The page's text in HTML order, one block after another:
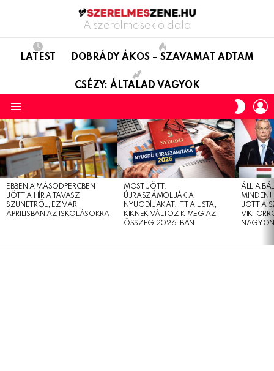
A szerelmesek oldala
LATEST DOBRÁDY ÁKOS – SZAVAMAT ADTAM
CSÉZY: ÁLTALAD VAGYOK
SKIN
LATEST
STORIES
EBBEN A MÁSODPERCBEN
JÖTT A HÍR A TAVASZI
SZÜNETRŐL, EZ VÁR
ÁPRILISBAN AZ ISKOLÁSOKRA
MOST JÖTT!
ÚJRASZÁMOLJÁK A
NYUGDÍJAKAT! ITT A LISTA,
KIKNEK VÁLTOZIK MEG AZ
ÖSSZEG 2026-BAN
ÁLL A
MINDEN!
JÖTT A